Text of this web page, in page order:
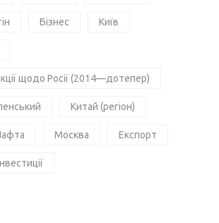
Бізнес Київ
щодо Росії (2014—дотепер)
Китай (регіон)
Москва Експорт